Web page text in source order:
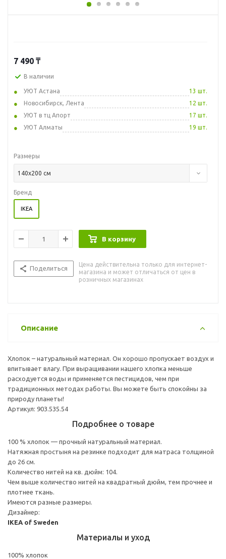
7 490 ₸
В наличии
УЮТ Астана
13 шт.
Новосибирск, Лента
12 шт.
УЮТ в тц Апорт
17 шт.
УЮТ Алматы
19 шт.
Размеры
140x200 см
Бренд
IKEA
В корзину
Поделиться
Цена действительна только для интернет-
магазина и может отличаться от цен в
розничных магазинах
Описание
Хлопок – натуральный материал. Он хорошо пропускает воздух и
впитывает влагу. При выращивании нашего хлопка меньше
расходуется воды и применяется пестицидов, чем при
традиционных методах работы. Вы можете быть спокойны за
природу планеты!
Артикул: 903.535.54
Подробнее о товаре
100 % хлопок — прочный натуральный материал.
Натяжная простыня на резинке подходит для матраса толщиной
до 26 см.
Количество нитей на кв. дюйм: 104.
Чем выше количество нитей на квадратный дюйм, тем прочнее и
плотнее ткань.
Имеются разные размеры.
Дизайнер:
IKEA of Sweden
Материалы и уход
100% хлопок